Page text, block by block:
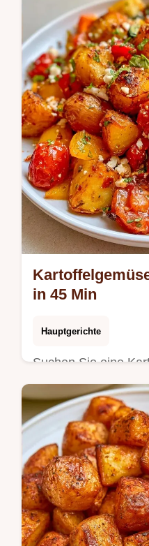
gekochten
dieser Salat gelingt
Dressing. Ideal für
in 45 Min
Hauptgerichte
Suchen Sie eine
Feta? Dieses
fertig. Die Gründe
für das ideale